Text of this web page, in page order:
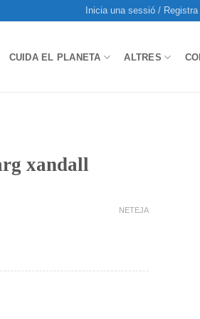
Inicia una sessió / Registra
CUIDA EL PLANETA ALTRES
xandall
NETEJA